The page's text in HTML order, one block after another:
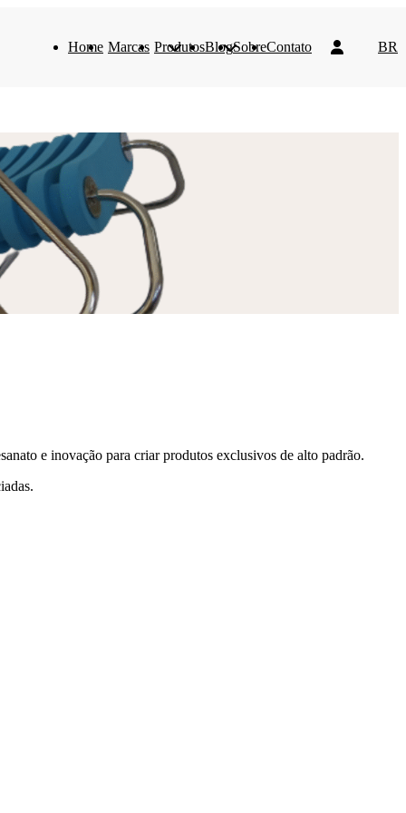
Home Marcas ProdutosBlogSobreContato BR
e inovação para criar produtos exclusivos de alto padrão.